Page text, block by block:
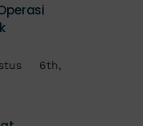
6th,